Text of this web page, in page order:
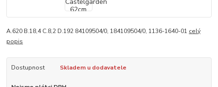
A.620 B.18,4 C.8,2 D.192 84109504/0, 184109504/0, 1136-1640-01 celý
popis
Dostupnost Skladem u dodavatele